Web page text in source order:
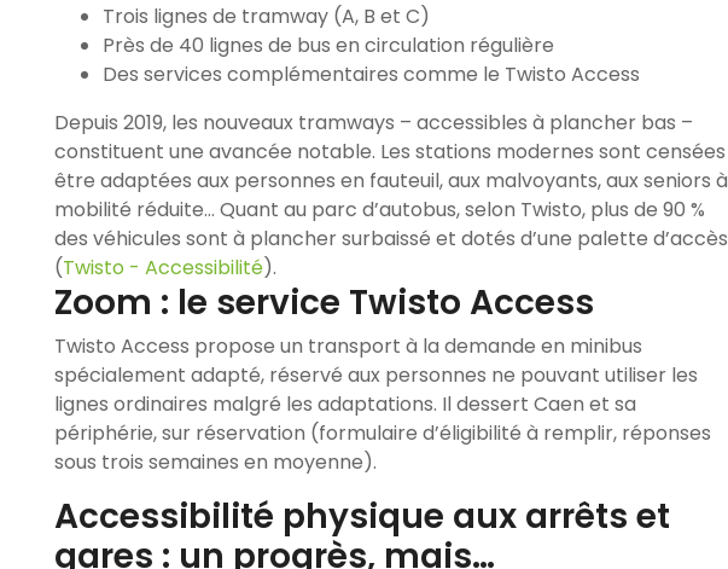
Trois lignes de tramway (A, B et C)
Près de 40 lignes de bus en circulation régulière
Des services complémentaires comme le Twisto Access
Depuis 2019, les nouveaux tramways – accessibles à plancher bas –
constituent une avancée notable. Les stations modernes sont censées
être adaptées aux personnes en fauteuil, aux malvoyants, aux seniors à
mobilité réduite… Quant au parc d’autobus, selon Twisto, plus de 90 %
des véhicules sont à plancher surbaissé et dotés d’une palette d’accès
(Twisto - Accessibilité).
Zoom : le service Twisto Access
Twisto Access propose un transport à la demande en minibus
spécialement adapté, réservé aux personnes ne pouvant utiliser les
lignes ordinaires malgré les adaptations. Il dessert Caen et sa
périphérie, sur réservation (formulaire d’éligibilité à remplir, réponses
sous trois semaines en moyenne).
Accessibilité physique aux arrêts et
gares : un progrès, mais…